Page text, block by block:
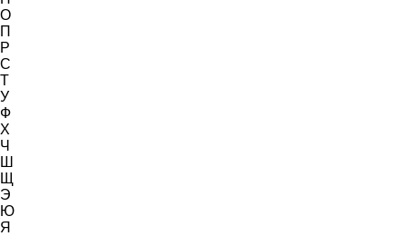
О
П
Р
С
Т
У
Ф
Х
Ч
Ш
Щ
Э
Ю
Я